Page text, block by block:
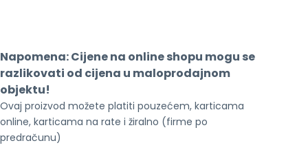
Napomena: Cijene na online shopu mogu se
razlikovati od cijena u maloprodajnom
objektu!
Ovaj proizvod možete platiti pouzećem, karticama
online, karticama na rate i žiralno (firme po
predračunu)